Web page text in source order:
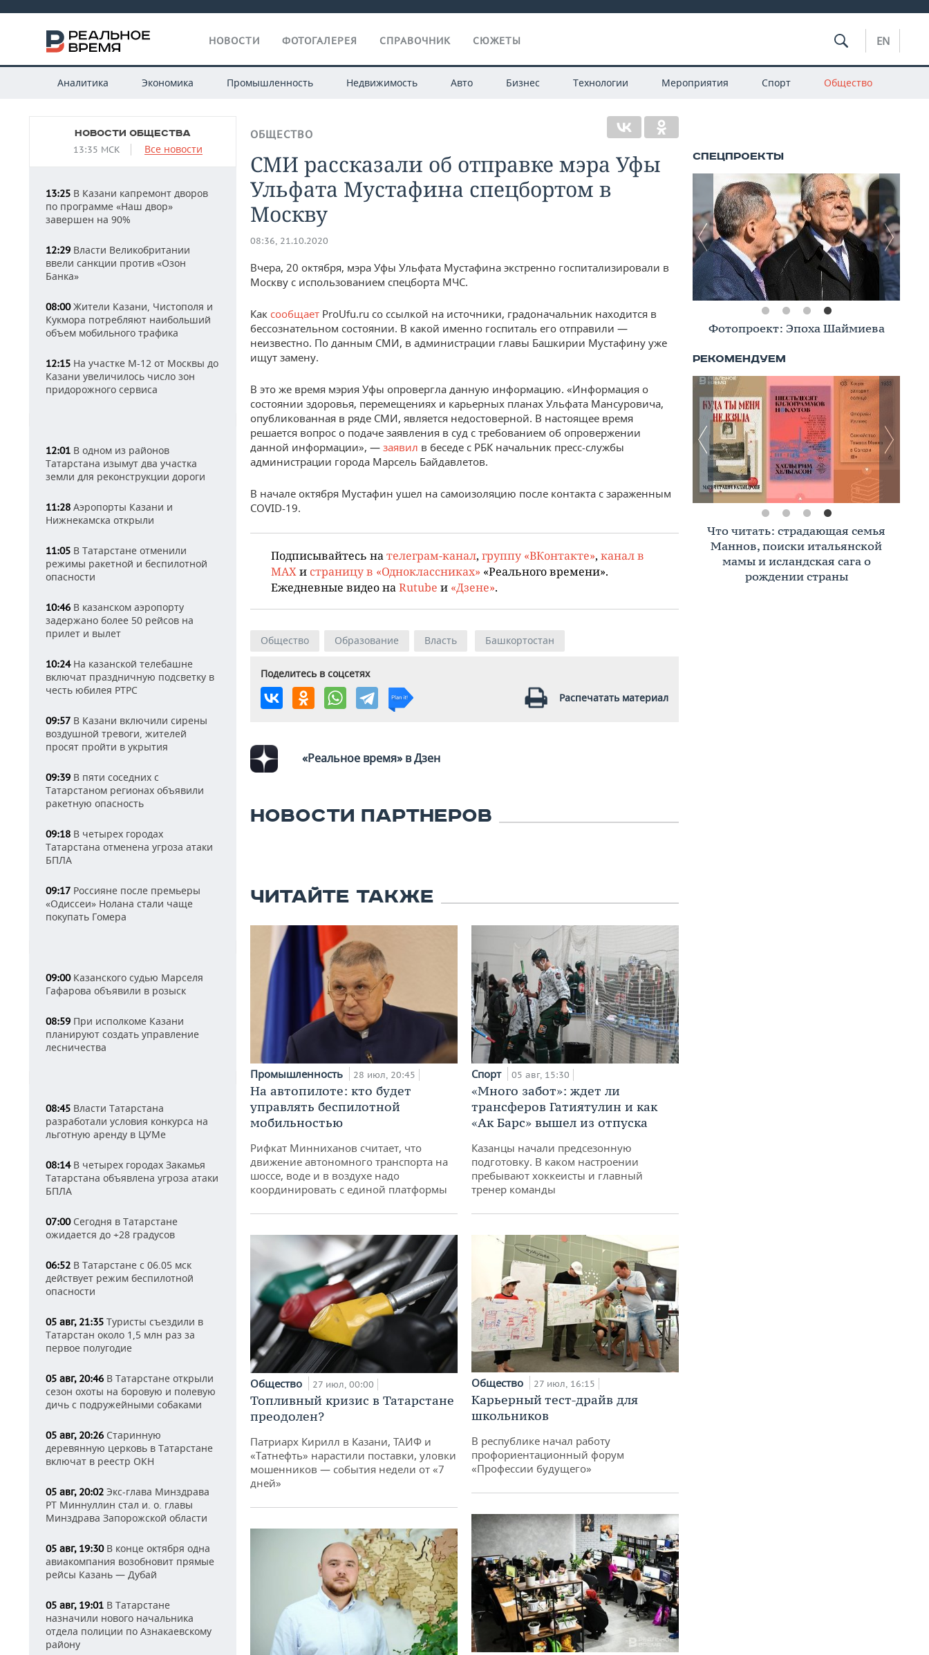
НОВОСТИ ФОТОГАЛЕРЕЯ СПРАВОЧНИК СЮЖЕТЫ EN
Аналитика Экономика Промышленность Недвижимость Авто Бизнес Технологии Мероприятия Спорт Общество
НОВОСТИ ОБЩЕСТВА
13:35 МСК Все новости
13:25 В Казани капремонт дворов
по программе «Наш двор»
завершен на 90%
12:29 Власти Великобритании
ввели санкции против «Озон
Банка»
08:00Жители Казани, Чистополя и
Кукмора потребляют наибольший
объем мобильного трафика
12:15 На участке М-12 от Москвы до
Казани увеличилось число зон
придорожного сервиса
12:01 В одном из районов
Татарстана изымут два участка
земли для реконструкции дороги
11:28 Аэропорты Казани и
Нижнекамска открыли
11:05 В Татарстане отменили
режимы ракетной и беспилотной
опасности
10:46 В казанском аэропорту
задержано более 50 рейсов на
прилет и вылет
10:24На казанской телебашне
включат праздничную подсветку в
честь юбилея РТРС
09:57 В Казани включили сирены
воздушной тревоги, жителей
просят пройти в укрытия
09:39 В пяти соседних с
Татарстаном регионах объявили
ракетную опасность
09:18 В четырех городах
Татарстана отменена угроза атаки
БПЛА
09:17 Россияне после премьеры
«Одиссеи» Нолана стали чаще
покупать Гомера
09:00Казанского судью Марселя
Гафарова объявили в розыск
08:59 При исполкоме Казани
планируют создать управление
лесничества
08:45 Власти Татарстана
разработали условия конкурса на
льготную аренду в ЦУМе
08:14В четырех городах Закамья
Татарстана объявлена угроза атаки
БПЛА
07:00Сегодня в Татарстане
ожидается до +28 градусов
06:52 В Татарстане с 06.05 мск
действует режим беспилотной
опасности
05 авг, 21:35 Туристы съездили в
Татарстан около 1,5 млн раз за
первое полугодие
05 авг, 20:46 В Татарстане открыли
сезон охоты на боровую и полевую
дичь с подружейными собаками
05 авг, 20:26 Старинную
деревянную церковь в Татарстане
включат в реестр ОКН
05 авг, 20:02 Экс-глава Минздрава
РТ Миннуллин стал и. о. главы
Минздрава Запорожской области
05 авг, 19:30В конце октября одна
авиакомпания возобновит прямые
рейсы Казань — Дубай
05 авг, 19:01 В Татарстане
назначили нового начальника
отдела полиции по Азнакаевскому
району
ОБЩЕСТВО
СМИ рассказали об отправке мэра Уфы
Ульфата Мустафина спецбортом в
Москву
08:36, 21.10.2020
Вчера, 20 октября, мэра Уфы Ульфата Мустафина экстренно госпитализировали в
Москву с использованием спецборта МЧС.
Как сообщает РroUfu.ru со ссылкой на источники, градоначальник находится в
бессознательном состоянии. В какой именно госпиталь его отправили —
неизвестно. По данным СМИ, в администрации главы Башкирии Мустафину уже
ищут замену.
В это же время мэрия Уфы опровергла данную информацию. «Информация о
состоянии здоровья, перемещениях и карьерных планах Ульфата Мансуровича,
опубликованная в ряде СМИ, является недостоверной. В настоящее время
решается вопрос о подаче заявления в суд с требованием об опровержении
данной информации», — заявил в беседе с РБК начальник пресс-службы
администрации города Марсель Байдавлетов.
В начале октября Мустафин ушел на самоизоляцию после контакта с зараженным
COVID-19.
Подписывайтесь на телеграм-канал, группу «ВКонтакте», канал в
MAX и страницу в «Одноклассниках» «Реального времени».
Ежедневные видео на Rutube и «Дзене».
Общество Образование Власть Башкортостан
Поделитесь в соцсетях
Распечатать материал
«Реальное время» в Дзен
НОВОСТИ ПАРТНЕРОВ
ЧИТАЙТЕ ТАКЖЕ
Промышленность 28 июл, 20:45
На автопилоте: кто будет
управлять беспилотной
мобильностью
Рифкат Минниханов считает, что
движение автономного транспорта на
шоссе, воде и в воздухе надо
координировать с единой платформы
Общество 27 июл, 00:00
Топливный кризис в Татарстане
преодолен?
Патриарх Кирилл в Казани, ТАИФ и
«Татнефть» нарастили поставки, уловки
мошенников — события недели от «7
дней»
Спорт 05 авг, 15:30
«Много забот»: ждет ли
трансферов Гатиятулин и как
«Ак Барс» вышел из отпуска
Казанцы начали предсезонную
подготовку. В каком настроении
пребывают хоккеисты и главный
тренер команды
Общество 27 июл, 16:15
Карьерный тест-драйв для
школьников
В республике начал работу
профориентационный форум
«Профессии будущего»
Бренды Татарстана
Под давлением высокого
«ключа»: Татарстан накрыла
волна банкротств бизнеса